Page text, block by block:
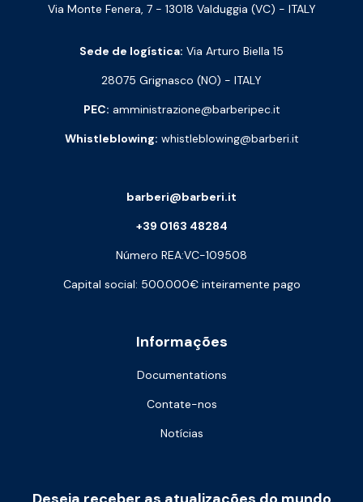
Via Monte Fenera, 7 - 13018 Valduggia (VC) - ITALY
Sede de logística: Via Arturo Biella 15
28075 Grignasco (NO) - ITALY
PEC: amministrazione@barberipec.it
Whistleblowing: whistleblowing@barberi.it
Informações
Documentations
Contate-nos
Notícias
barberi@barberi.it
+39 0163 48284
Número REA:VC-109508
Capital social: 500.000€ inteiramente pago